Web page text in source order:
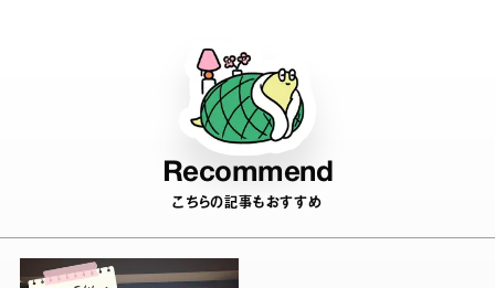
Recommend
こちらの記事もおすすめ